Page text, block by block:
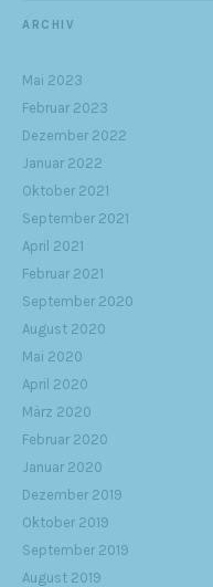
ARCHIV
Mai 2023
Februar 2023
Dezember 2022
Januar 2022
Oktober 2021
September 2021
April 2021
Februar 2021
September 2020
August 2020
Mai 2020
April 2020
März 2020
Februar 2020
Januar 2020
Dezember 2019
Oktober 2019
September 2019
August 2019